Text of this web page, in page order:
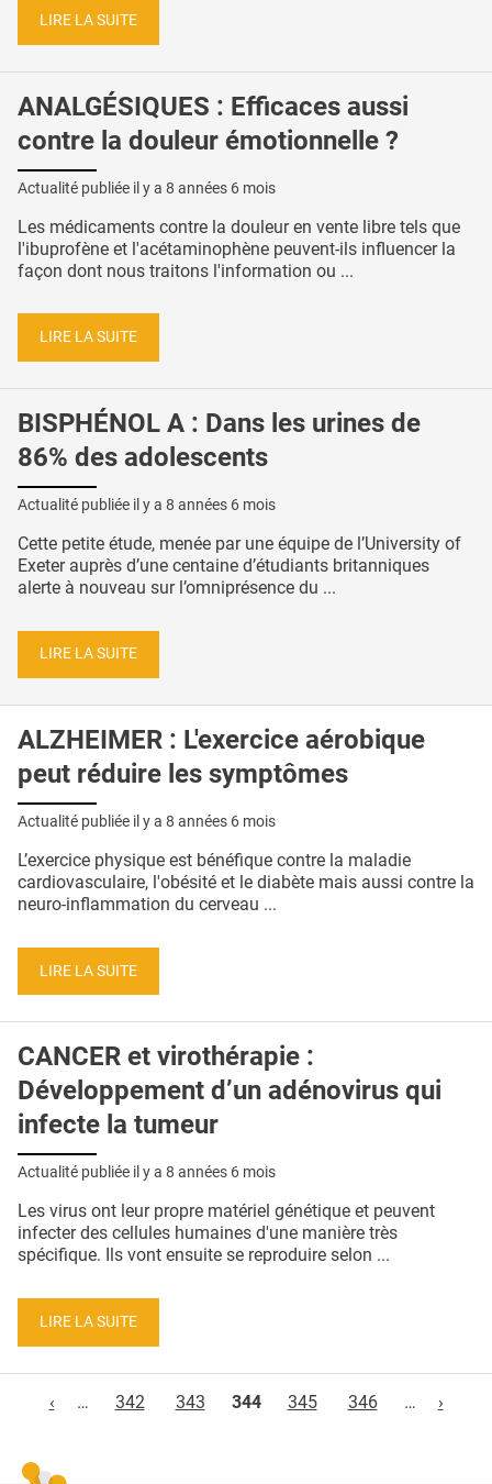
LIRE LA SUITE
ANALGÉSIQUES : Efficaces aussi
contre la douleur émotionnelle ?
Actualité publiée il y a 8 années 6 mois
Les médicaments contre la douleur en vente libre tels que
l'ibuprofène et l'acétaminophène peuvent-ils influencer la
façon dont nous traitons l'information ou ...
LIRE LA SUITE
BISPHÉNOL A : Dans les urines de
86% des adolescents
Actualité publiée il y a 8 années 6 mois
Cette petite étude, menée par une équipe de l’University of
Exeter auprès d’une centaine d’étudiants britanniques
alerte à nouveau sur l’omniprésence du ...
LIRE LA SUITE
ALZHEIMER : L'exercice aérobique
peut réduire les symptômes
Actualité publiée il y a 8 années 6 mois
L’exercice physique est bénéfique contre la maladie
cardiovasculaire, l'obésité et le diabète mais aussi contre la
neuro-inflammation du cerveau ...
LIRE LA SUITE
CANCER et virothérapie :
Développement d’un adénovirus qui
infecte la tumeur
Actualité publiée il y a 8 années 6 mois
Les virus ont leur propre matériel génétique et peuvent
infecter des cellules humaines d'une manière très
spécifique. Ils vont ensuite se reproduire selon ...
LIRE LA SUITE
‹
… 342 343 344 345 346 … ›